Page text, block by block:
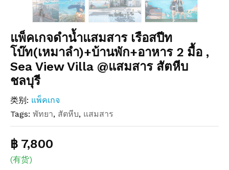
แพ็คเกจดำน้ำแสมสาร เรือสปีท
โบ๊ท(เหมาลำ)+บ้านพัก+อาหาร 2 มื้อ ,
Sea View Villa @แสมสาร สัตหีบ
ชลบุรี
类别: แพ็คเกจ
Tags: พัทยา, สัตหีบ, แสมสาร
฿ 7,800
(有货)